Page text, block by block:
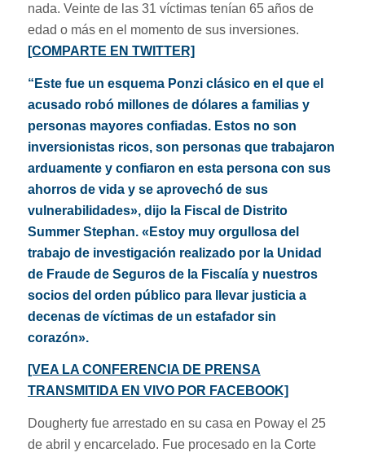
nada. Veinte de las 31 víctimas tenían 65 años de
edad o más en el momento de sus inversiones.
[COMPARTE EN TWITTER]
“Este fue un esquema Ponzi clásico en el que el
acusado robó millones de dólares a familias y
personas mayores confiadas. Estos no son
inversionistas ricos, son personas que trabajaron
arduamente y confiaron en esta persona con sus
ahorros de vida y se aprovechó de sus
vulnerabilidades», dijo la Fiscal de Distrito
Summer Stephan. «Estoy muy orgullosa del
trabajo de investigación realizado por la Unidad
de Fraude de Seguros de la Fiscalía y nuestros
socios del orden público para llevar justicia a
decenas de víctimas de un estafador sin
corazón».
[VEA LA CONFERENCIA DE PRENSA
TRANSMITIDA EN VIVO POR FACEBOOK]
Dougherty fue arrestado en su casa en Poway el 25
de abril y encarcelado. Fue procesado en la Corte